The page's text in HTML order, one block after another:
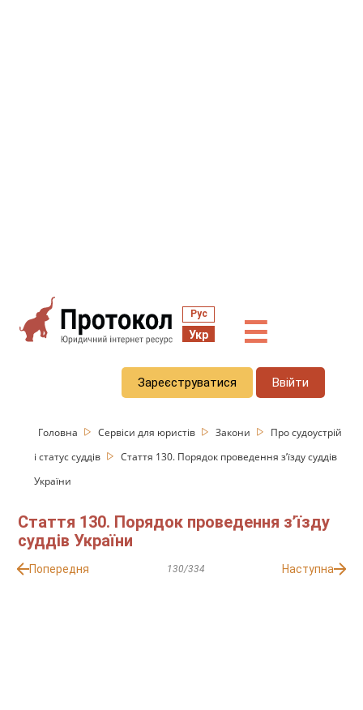
Рус
Укр ☰
Зареєструватися Ввійти
Головна Сервіси для юристів Закони
Про судоустрій
і статус суддів
Стаття 130. Порядок проведення з’їзду суддів
України
Стаття 130. Порядок проведення з’їзду
суддів України
Попередня 130/334 Наступна